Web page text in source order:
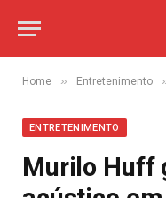
Home » Entretenimento
ENTRETENIMENTO
Murilo Huff